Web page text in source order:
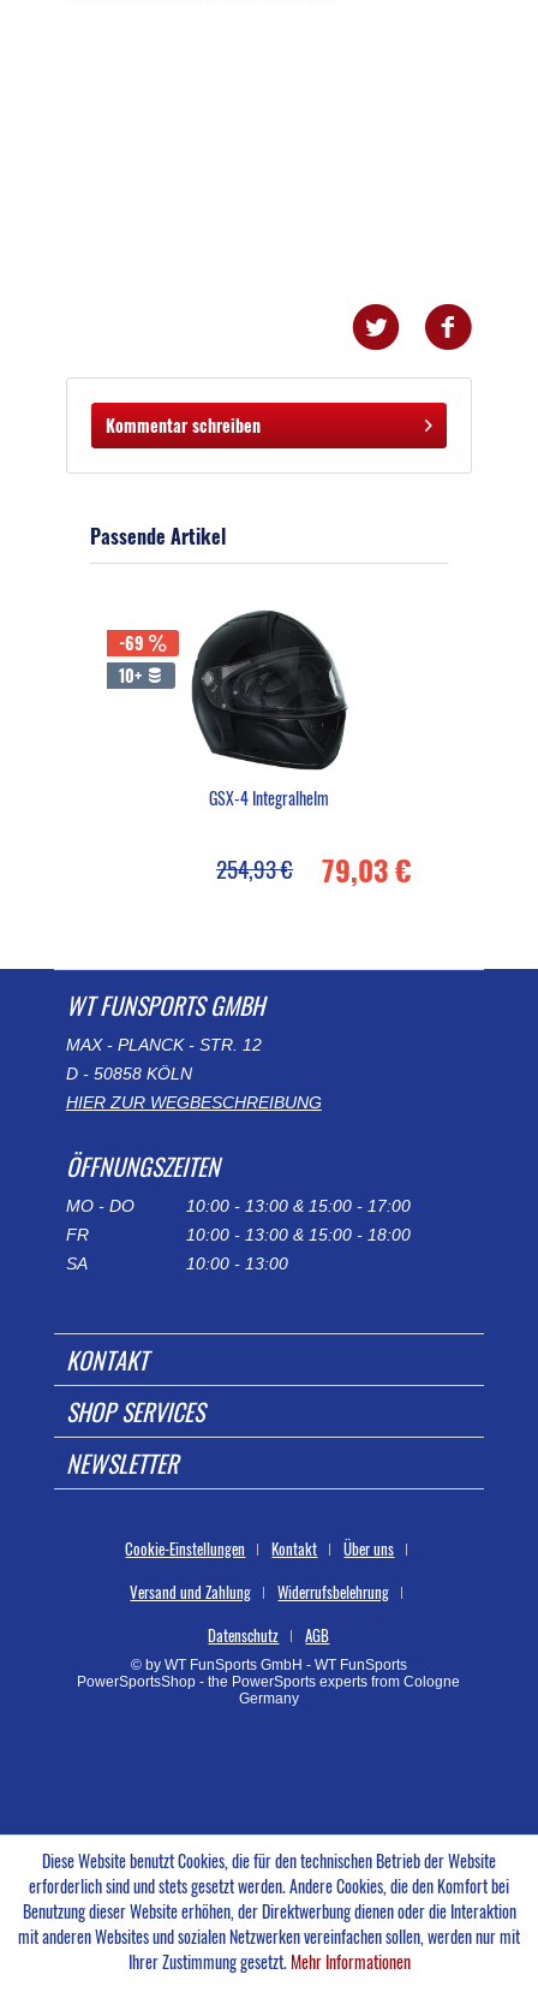
Kommentar schreiben
Passende Artikel
-69
10+
GSX-4 Integralhelm
79,03 €
254,93 €
WT FUNSPORTS GMBH
MAX - PLANCK - STR. 12
D - 50858 KÖLN
HIER ZUR WEGBESCHREIBUNG
ÖFFNUNGSZEITEN
MO - DO
10:00 - 13:00 & 15:00 - 17:00
FR
10:00 - 13:00 & 15:00 - 18:00
SA
10:00 - 13:00
KONTAKT
SHOP SERVICES
NEWSLETTER
Cookie-Einstellungen Kontakt
Über uns
Versand und Zahlung
Widerrufsbelehrung
Datenschutz
AGB
© by WT FunSports GmbH - WT FunSports
PowerSportsShop - the PowerSports experts from Cologne
Germany
Diese Website benutzt Cookies, die für den technischen Betrieb der Website
erforderlich sind und stets gesetzt werden. Andere Cookies, die den Komfort bei
Benutzung dieser Website erhöhen, der Direktwerbung dienen oder die Interaktion
mit anderen Websites und sozialen Netzwerken vereinfachen sollen, werden nur mit
Ihrer Zustimmung gesetzt.Mehr Informationen